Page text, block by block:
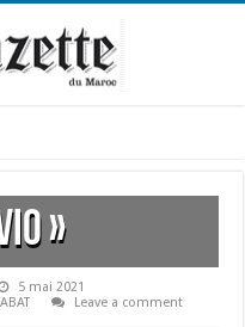
»
5 mai 2021
Leave a comment